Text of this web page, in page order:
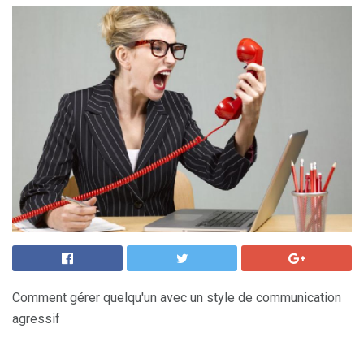
Comment gérer quelqu'un avec un style de communication
agressif